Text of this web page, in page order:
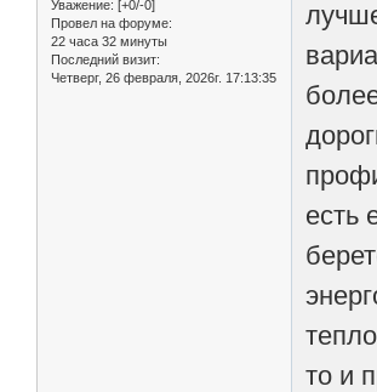
Уважение: [+0/-0]
Провел на форуме:
22 часа 32 минуты
Последний визит:
Четверг, 26 февраля, 2026г. 17:13:35
есть
то и